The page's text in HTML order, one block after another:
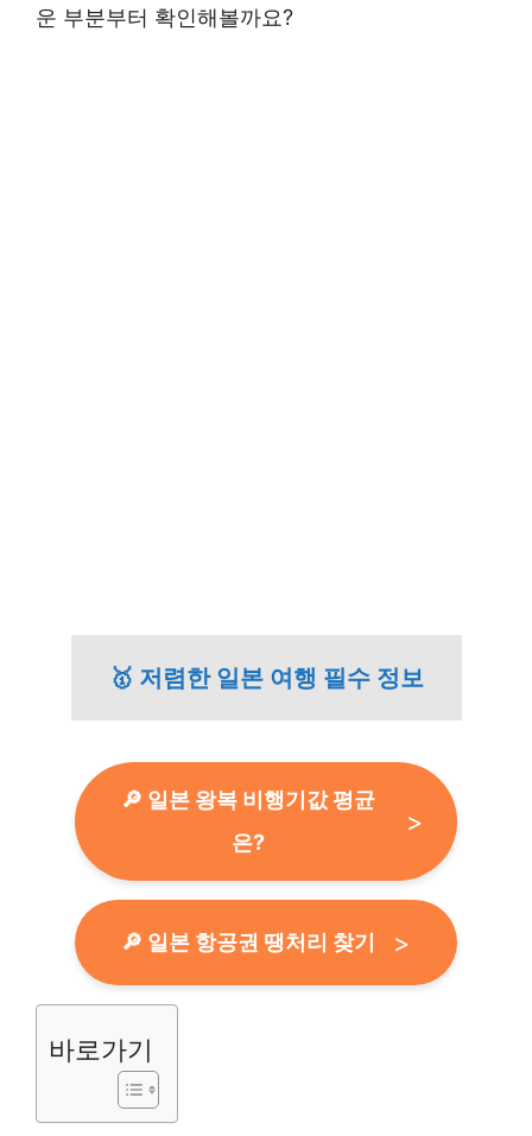
운 부분부터 확인해볼까요?
🥇 저렴한 일본 여행 필수 정보
🔎 일본 왕복 비행기값 평균
은?
🔎 일본 항공권 땡처리 찾기
바로가기